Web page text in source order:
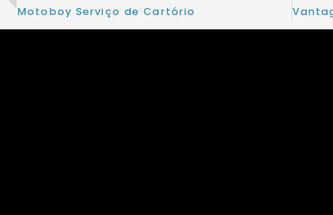
Motoboy Serviço de Cartório